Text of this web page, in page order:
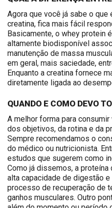
Agora que você já sabe o que
creatina, fica mais fácil
Basicamente, o whey protein
altamente biodisponível
manutenção de massa
em geral, mais saciedade,
Enquanto a creatina fornece
diretamente ligada ao
QUANDO E COMO DEVO
A melhor forma para
dos objetivos, da rotina e da
Sempre recomendamos o
do médico ou nutricionista.
estudos que sugerem como
Como já dissemos, a
alta capacidade de digestão
processo de recuperação de
ganhos musculares. Outro